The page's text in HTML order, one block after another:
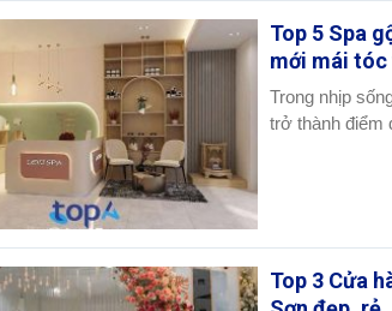
Top 5 Spa
mới mái tóc
Trong nhịp
trở thành điểm
Top 3 Cửa